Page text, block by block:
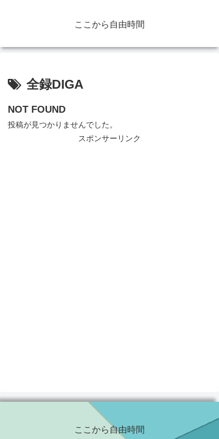
ここから自由時間
全録DIGA
NOT FOUND
投稿が見つかりませんでした。
スポンサーリンク
ここから自由時間